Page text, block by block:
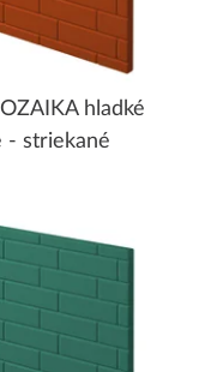
hladké
- striekané